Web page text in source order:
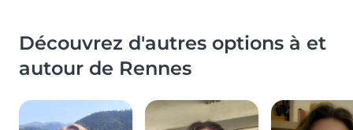
Découvrez d'autres options à et
autour de Rennes